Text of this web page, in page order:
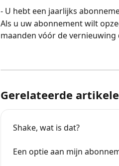
- U hebt een jaarlijks
Als u uw abonnement wilt
maanden vóór de vernieuwing
Gerelateerde
Shake, wat is dat?
Een optie aan mijn